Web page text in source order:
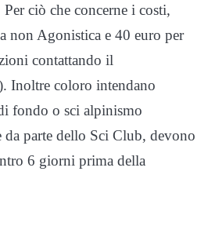
ciò che concerne i costi,
non Agonistica e 40 euro per
contattando il
Inoltre coloro intendano
fondo o sci alpinismo
da parte dello Sci Club, devono
6 giorni prima della